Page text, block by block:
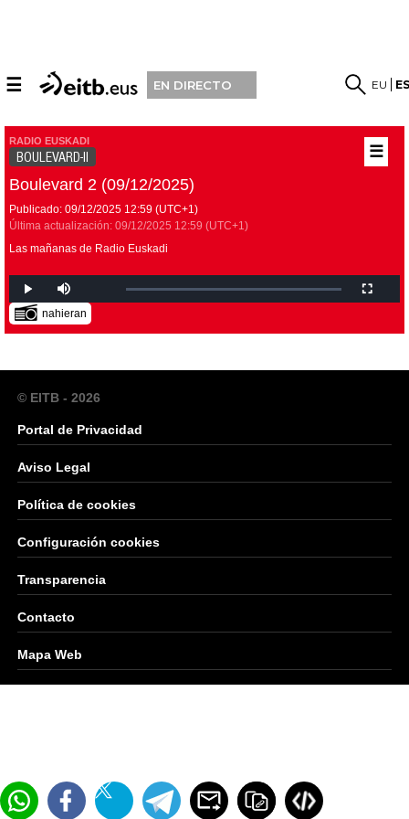
☰ EN DIRECTO EU
☰
RADIO EUSKADI
BOULEVARD-II
Boulevard 2 (09/12/2025)
Publicado: 09/12/2025 12:59 (UTC+1)
Última actualización: 09/12/2025 12:59 (UTC+1)
Las mañanas de Radio Euskadi
nahieran
© EITB - 2026
Portal de Privacidad
Aviso Legal
Política de cookies
Configuración cookies
Transparencia
Contacto
Mapa Web